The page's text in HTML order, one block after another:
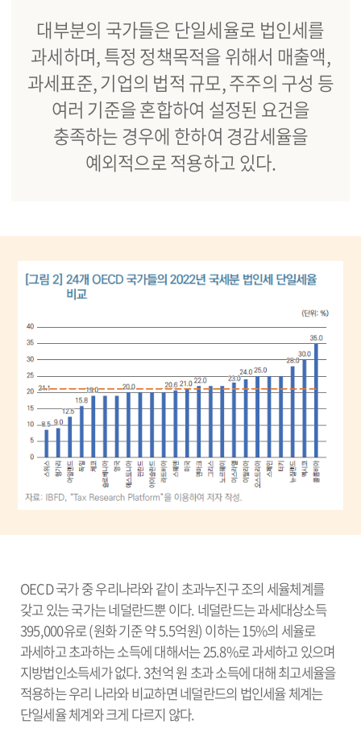
대부분의 국가들은 단일세율로 법인세를
과세하며, 특정 정책목적을 위해서 매출액,
과세표준, 기업의 법적 규모, 주주의 구성 등
여러 기준을 혼합하여 설정된 요건을
충족하는 경우에 한하여 경감세율을
예외적으로 적용하고 있다.
OECD 국가 중 우리나라와 같이 초과누진구 조의 세율체계를
갖고 있는 국가는 네덜란드뿐 이다. 네덜란드는 과세대상소득
395,000유로 (원화 기준 약 5.5억원) 이하는 15%의 세율로
과세하고 초과하는 소득에 대해서는 25.8%로 과세하고 있으며
지방법인소득세가 없다. 3천억 원 초과 소득에 대해 최고세율을
적용하는 우리 나라와 비교하면 네덜란드의 법인세율 체계는
단일세율 체계와 크게 다르지 않다.